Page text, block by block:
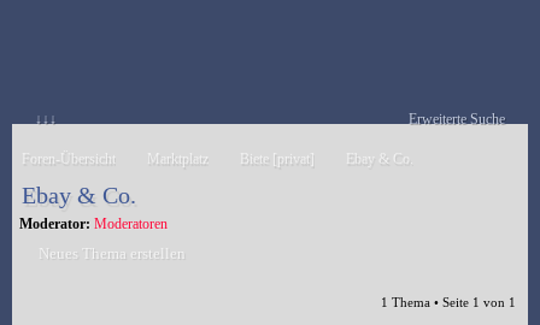
↓↓↓ Erweiterte Suche
Foren-Übersicht Marktplatz Biete [privat] Ebay & Co.
Ebay & Co.
Moderator: Moderatoren
Neues Thema erstellen
1 Thema • Seite 1 von 1